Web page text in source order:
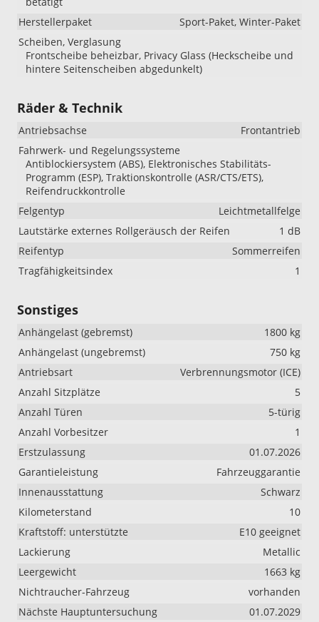
Herstellerpaket
Sport-Paket, Winter-Paket
Scheiben, Verglasung
Frontscheibe beheizbar, Privacy Glass (Heckscheibe und
hintere Seitenscheiben abgedunkelt)
Räder & Technik
Antriebsachse
Frontantrieb
Fahrwerk- und Regelungssysteme
Antiblockiersystem (ABS), Elektronisches Stabilitäts-
Programm (ESP), Traktionskontrolle (ASR/CTS/ETS),
Reifendruckkontrolle
Felgentyp
Leichtmetallfelge
Lautstärke externes Rollgeräusch der Reifen
1 dB
Reifentyp
Sommerreifen
Tragfähigkeitsindex
1
Sonstiges
Anhängelast (gebremst)
1800 kg
Anhängelast (ungebremst)
750 kg
Antriebsart
Verbrennungsmotor (ICE)
Anzahl Sitzplätze
5
Anzahl Türen
5-türig
Anzahl Vorbesitzer
1
Erstzulassung
01.07.2026
Garantieleistung
Fahrzeuggarantie
Innenausstattung
Schwarz
Kilometerstand
10
Kraftstoff: unterstützte
E10 geeignet
Lackierung
Metallic
Leergewicht
1663 kg
Nichtraucher-Fahrzeug
vorhanden
Nächste Hauptuntersuchung
01.07.2029